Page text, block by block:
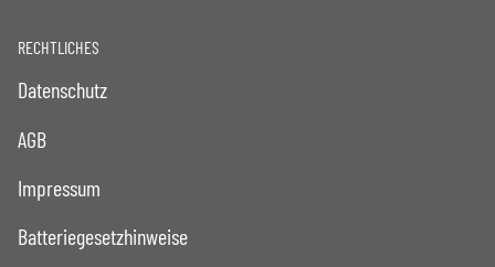
RECHTLICHES
Datenschutz
AGB
Impressum
Batteriegesetzhinweise